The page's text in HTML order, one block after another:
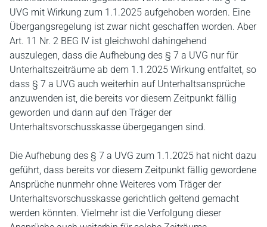
UVG mit Wirkung zum 1.1.2025 aufgehoben worden. Eine
Übergangsregelung ist zwar nicht geschaffen worden. Aber
Art. 11 Nr. 2 BEG IV ist gleichwohl dahingehend
auszulegen, dass die Aufhebung des § 7 a UVG nur für
Unterhaltszeiträume ab dem 1.1.2025 Wirkung entfaltet, so
dass § 7 a UVG auch weiterhin auf Unterhaltsansprüche
anzuwenden ist, die bereits vor diesem Zeitpunkt fällig
geworden und dann auf den Träger der
Unterhaltsvorschusskasse übergegangen sind.
Die Aufhebung des § 7 a UVG zum 1.1.2025 hat nicht dazu
geführt, dass bereits vor diesem Zeitpunkt fällig gewordene
Ansprüche nunmehr ohne Weiteres vom Träger der
Unterhaltsvorschusskasse gerichtlich geltend gemacht
werden könnten. Vielmehr ist die Verfolgung dieser